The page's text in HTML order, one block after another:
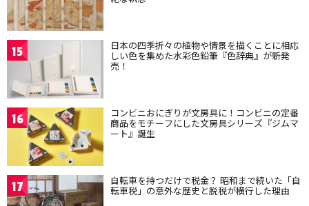
15 日本の四季折々の植物や情景を描くことに相応
しい色を集めた水彩色鉛筆『色辞典』が新発
売！
16 コンビニおにぎりが文房具に！コンビニの定番
商品をモチーフにした文房具シリーズ『ジムマ
ート』誕生
17 自転車を持つだけで税金？ 昭和まで続いた「自
転車税」の意外な歴史と脱税が横行した理由